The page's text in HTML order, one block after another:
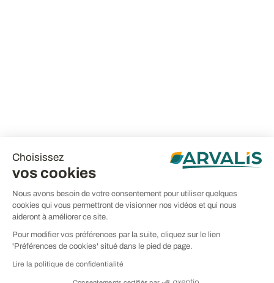
Choisissez
vos cookies
Nous avons besoin de votre consentement pour utiliser quelques
cookies qui vous permettront de visionner nos vidéos et qui nous
aideront à améliorer ce site.
Pour modifier vos préférences par la suite, cliquez sur le lien
'Préférences de cookies' situé dans le pied de page.
Lire la politique de confidentialité